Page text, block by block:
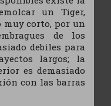
un Tiger,
muy corto, por un
de los
debiles para
largos; la
es demasiado
con las barras